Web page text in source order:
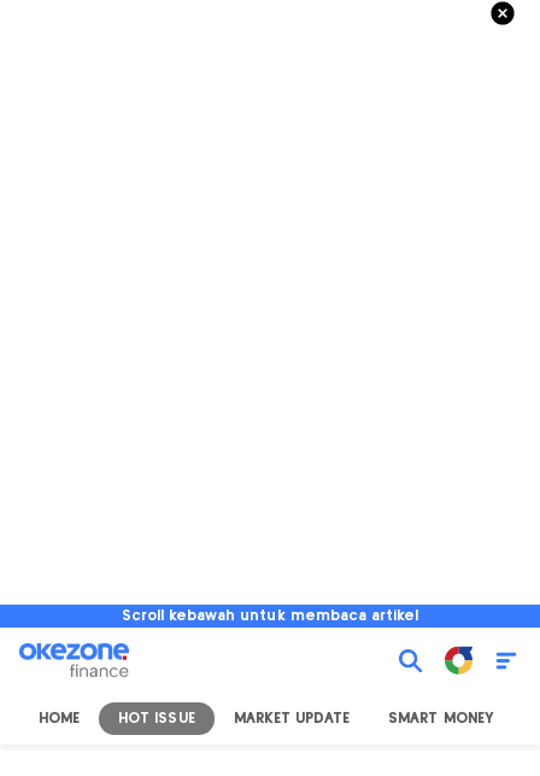
Scroll kebawah untuk membaca artikel
HOME HOT ISSUE MARKET UPDATE SMART MONEY